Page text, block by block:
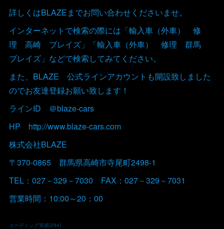
詳しくはBLAZEまでお問い合わせくださいませ。
インターネットで検索の際には「輸入車（外車） 修
理 高崎 ブレイズ」「輸入車（外車） 修理 群馬
ブレイズ」などで検索してみてください。
また、BLAZE 公式ラインアカウントも開設致しました
のでお友達登録お願い致します！
ラインID ＠blaze-cars
HP http://www.blaze-cars.com
株式会社BLAZE
〒370-0865 群馬県高崎市寺尾町2498-1
TEL：027－329－7030 FAX：027－329－7031
営業時間：10:00～20：00
コーディング実績(294)